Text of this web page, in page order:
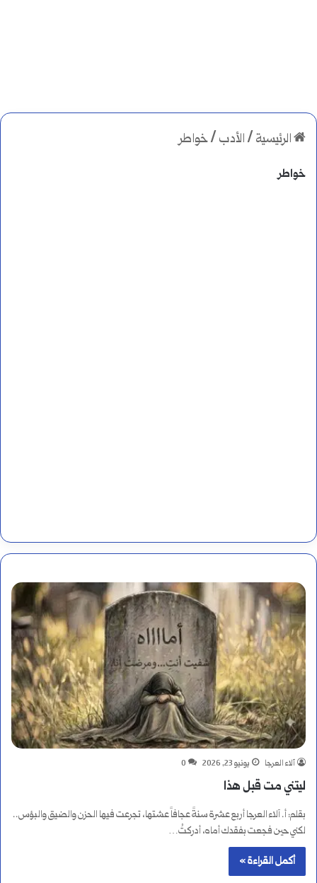
الرئيسية /الأدب /خواطر
خواطر
آلاء العرجا يونيو 23, 2026 0
ليتني مت قبل هذا
بقلم: أ. آلاء العرجا أربع عشرة سنةً عجافاً عشتها، تجرعت فيها الحزن والضيق والبؤس..
لكني حين فجعت بفقدك أماه، أدركتُ…
أكمل القراءة »